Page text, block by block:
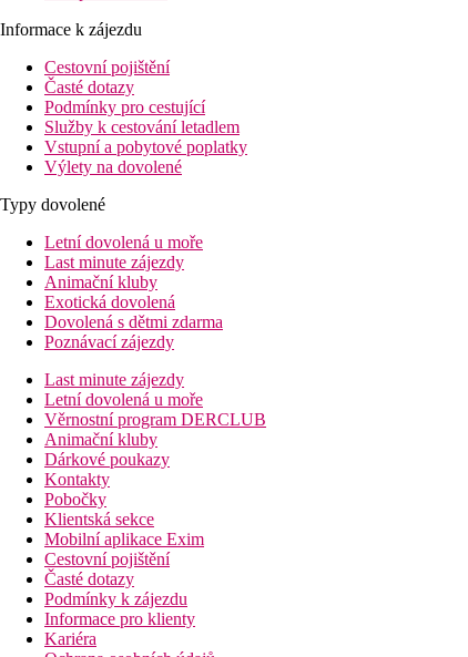
Informace k zájezdu
Cestovní pojištění
Časté dotazy
Podmínky pro cestující
Služby k cestování letadlem
Vstupní a pobytové poplatky
Výlety na dovolené
Typy dovolené
Letní dovolená u moře
Last minute zájezdy
Animační kluby
Exotická dovolená
Dovolená s dětmi zdarma
Poznávací zájezdy
Last minute zájezdy
Letní dovolená u moře
Věrnostní program DERCLUB
Animační kluby
Dárkové poukazy
Kontakty
Pobočky
Klientská sekce
Mobilní aplikace Exim
Cestovní pojištění
Časté dotazy
Podmínky k zájezdu
Informace pro klienty
Kariéra